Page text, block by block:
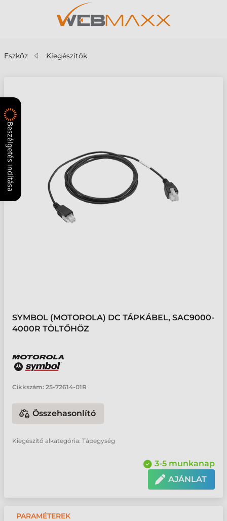
Eszköz Kiegészítők
SYMBOL (MOTOROLA) DC TÁPKÁBEL, SAC9000-
4000R TÖLTŐHÖZ
Cikkszám: 25-72614-01R
Összehasonlító
Kiegészítő alkategória: Tápegység
3-5 munkanap
AJÁNLAT
PARAMÉTEREK
Beszélgetés indítása